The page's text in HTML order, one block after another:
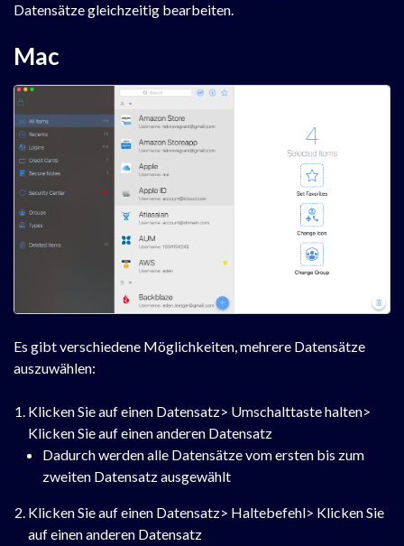
Datensätze gleichzeitig bearbeiten.
Mac
Es gibt verschiedene Möglichkeiten, mehrere Datensätze
auszuwählen:
Klicken Sie auf einen Datensatz> Umschalttaste halten>
Klicken Sie auf einen anderen Datensatz
Dadurch werden alle Datensätze vom ersten bis zum
zweiten Datensatz ausgewählt
Klicken Sie auf einen Datensatz> Haltebefehl> Klicken Sie
auf einen anderen Datensatz